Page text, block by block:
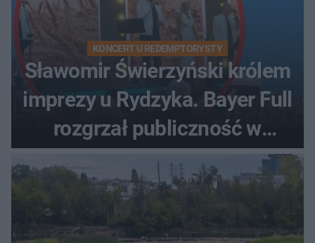
KONCERT U REDEMPTORYSTY
Sławomir Świerzyński królem
imprezy u Rydzyka. Bayer Full
rozgrzał publiczność w
Toruniu